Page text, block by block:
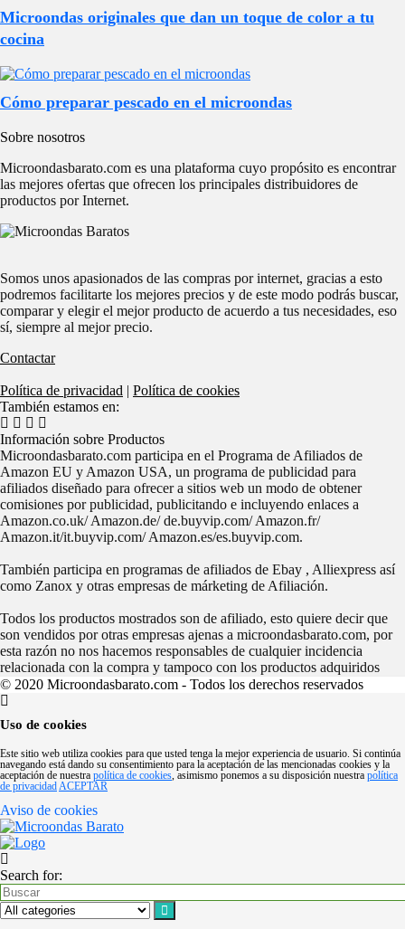
Microondas originales que dan un toque de color a tu
cocina
Cómo preparar pescado en el microondas
Sobre nosotros
Microondasbarato.com es una plataforma cuyo propósito es encontrar
las mejores ofertas que ofrecen los principales distribuidores de
productos por Internet.
Somos unos apasionados de las compras por internet, gracias a esto
podremos facilitarte los mejores precios y de este modo podrás buscar,
comparar y elegir el mejor producto de acuerdo a tus necesidades, eso
sí, siempre al mejor precio.
Contactar
Política de privacidad | Política de cookies
También estamos en:
Información sobre Productos
Microondasbarato.com participa en el Programa de Afiliados de
Amazon EU y Amazon USA, un programa de publicidad para
afiliados diseñado para ofrecer a sitios web un modo de obtener
comisiones por publicidad, publicitando e incluyendo enlaces a
Amazon.co.uk/ Amazon.de/ de.buyvip.com/ Amazon.fr/
Amazon.it/it.buyvip.com/ Amazon.es/es.buyvip.com.
También participa en programas de afiliados de Ebay , Alliexpress así
como Zanox y otras empresas de márketing de Afiliación.
Todos los productos mostrados son de afiliado, esto quiere decir que
son vendidos por otras empresas ajenas a microondasbarato.com, por
esta razón no nos hacemos responsables de cualquier incidencia
relacionada con la compra y tampoco con los productos adquiridos
© 2020 Microondasbarato.com - Todos los derechos reservados
Uso de cookies
Este sitio web utiliza cookies para que usted tenga la mejor experiencia de usuario. Si continúa
navegando está dando su consentimiento para la aceptación de las mencionadas cookies y la
aceptación de nuestra política de cookies, asimismo ponemos a su disposición nuestra política
de privacidadACEPTAR
Aviso de cookies
Search for: